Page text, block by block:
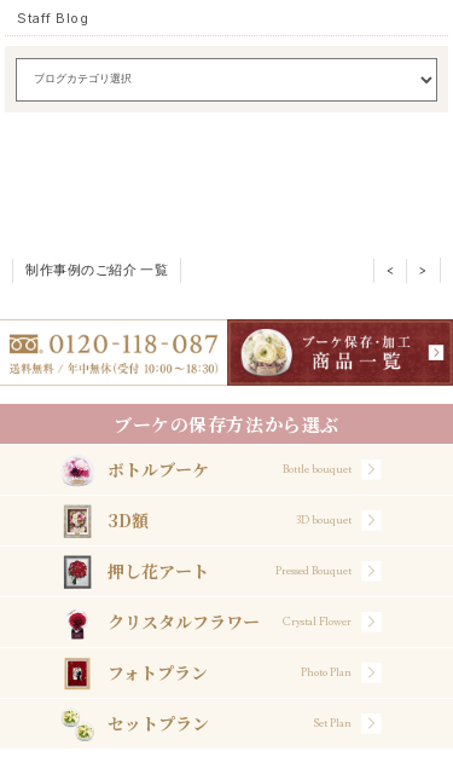
Staff Blog
制作事例のご紹介 一覧 < >
ブーケの保存方法から選ぶ
ボトルブーケ Bottle bouquet
3D額 3D bouquet
押し花アート Pressed Bouquet
クリスタルフラワー Crystal Flower
フォトプラン Photo Plan
セットプラン Set Plan